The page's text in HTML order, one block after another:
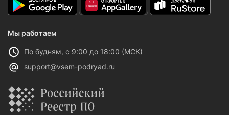
Мы работаем
По будням, с 9:00 до 18:00 (МСК)
support@vsem-podryad.ru